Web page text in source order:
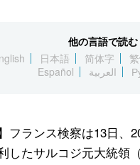
ス
京2020
他の言語で読む
日本語 简体字
Español
العربية
フランス検察は13日、
したサルコジ元大統領